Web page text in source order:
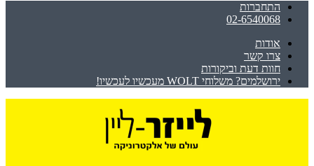
התחברות
02-6540068
אודות
צרו קשר
חוות דעת וביקורות
ירושלמים? משלוחי WOLT מעכשיו לעכשיו!